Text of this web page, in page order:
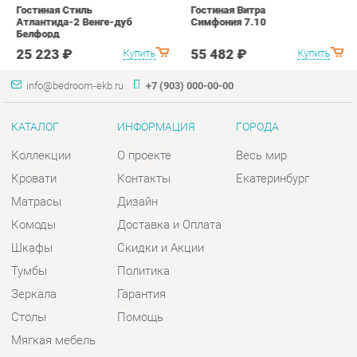
КАТАЛОГ
Коллекции
Матрасы
Тумбы
Зеркала
Столы
Мягкая мебель
Комплектующие
ИНФОРМАЦИЯ
О проекте
Дизайн
Политика
Гарантия
Помощь
ГОРОДА
Весь мир
КОНТАКТЫ
Шоурум и склад самовывоза
Адрес: г. Екатеринбург, пер.